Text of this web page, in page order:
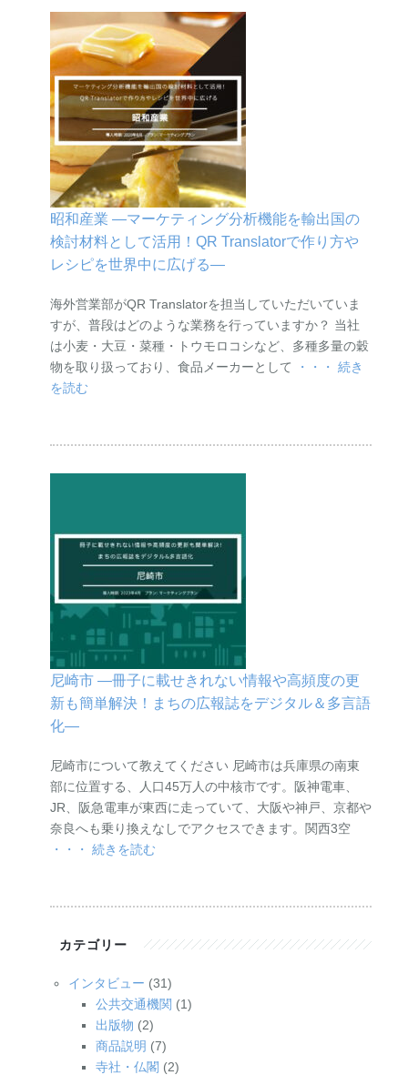
昭和産業 ―マーケティング分析機能を輸出国の
検討材料として活用！QR Translatorで作り方や
レシピを世界中に広げる―
海外営業部がQR Translatorを担当していただいていま
すが、普段はどのような業務を行っていますか？ 当社
は小麦・大豆・菜種・トウモロコシなど、多種多量の穀
物を取り扱っており、食品メーカーとして
・・・ 続き
を読む
尼崎市 ―冊子に載せきれない情報や高頻度の更
新も簡単解決！まちの広報誌をデジタル＆多言語
化―
尼崎市について教えてください 尼崎市は兵庫県の南東
部に位置する、人口45万人の中核市です。阪神電車、
JR、阪急電車が東西に走っていて、大阪や神戸、京都や
奈良へも乗り換えなしでアクセスできます。関西3空
・・・ 続きを読む
カテゴリー
インタビュー (31)
公共交通機関 (1)
出版物 (2)
商品説明 (7)
寺社・仏閣 (2)